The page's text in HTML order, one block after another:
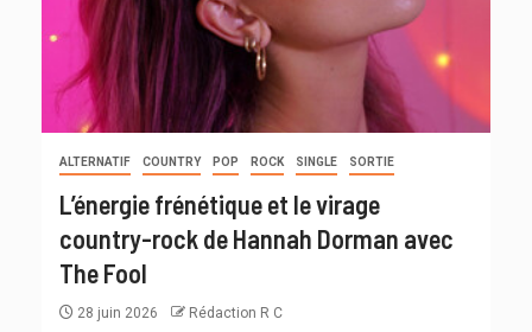
ALTERNATIF COUNTRY POP ROCK SINGLE SORTIE
L’énergie frénétique et le virage
country-rock de Hannah Dorman avec
The Fool
28 juin 2026 Rédaction R C